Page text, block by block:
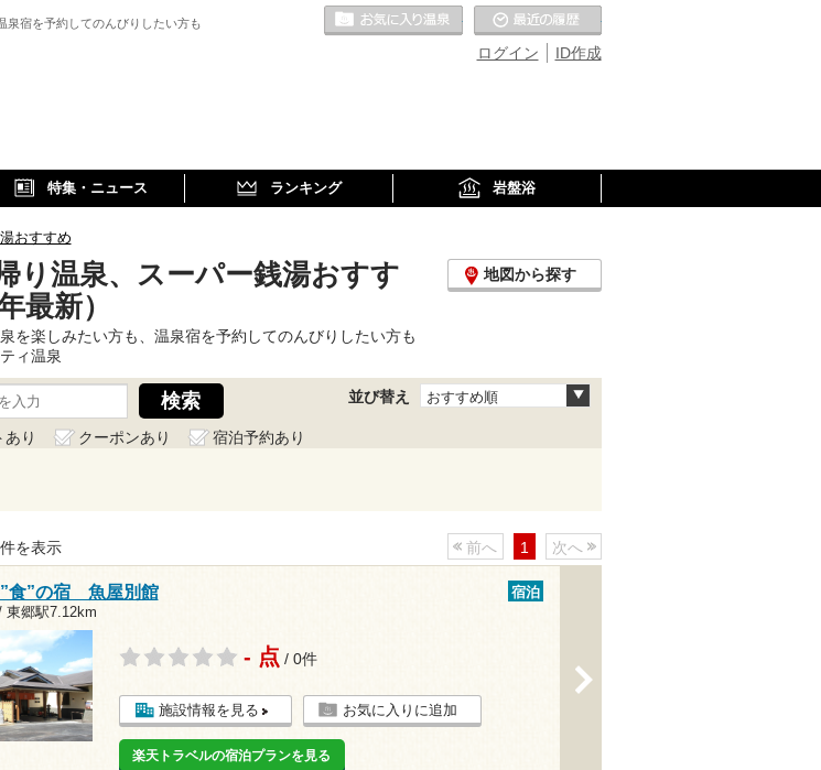
泉宿を予約してのんびりしたい方も
ID作成
ログイン
お気に入りの温泉
特集・ニュース ランキング 岩盤浴
おすすめ
り温泉、スーパー銭湯おすす
最新）
地図から探す
を楽しみたい方も、温泉宿を予約してのんびりしたい方も
ィ温泉
並び替え おすすめ順
あり クーポンあり
宿泊予約あり
を表示 前へ 1 次へ
食”の宿 魚屋別館
東郷駅7.12km
宿泊
- 点 / 0件
施設情報を見る お気に入りに追加
楽天トラベルの宿泊プランを見る